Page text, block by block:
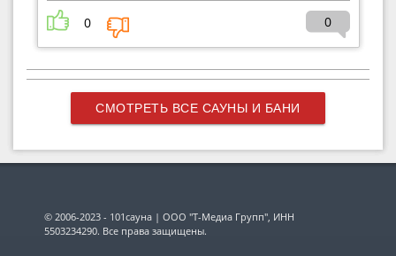
0 0
СМОТРЕТЬ ВСЕ САУНЫ И БАНИ
© 2006-2023 - 101сауна | ООО "Т-Медиа Групп", ИНН
5503234290. Все права защищены.